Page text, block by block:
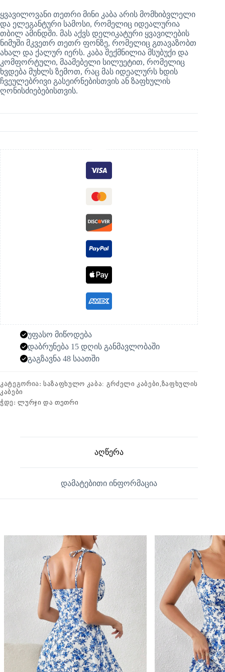
ყვავილოვანი თეთრი მინი კაბა არის მომხიბვლელი
და ელეგანტური სამოსი, რომელიც იდეალურია
თბილ ამინდში. მას აქვს დელიკატური ყვავილების
ნიმუში მკვეთრ თეთრ ფონზე, რომელიც გთავაზობთ
ახალ და ქალურ იერს. კაბა შექმნილია მსუბუქი და
კომფორტული, მაამებელი სილუეტით, რომელიც
ხვდება მუხლს ზემოთ, რაც მას იდეალურს ხდის
ჩვეულებრივი გასეირნებისთვის ან ზაფხულის
ღონისძიებებისთვის.
უფასო მიწოდება
დაბრუნება 15 დღის განმავლობაში
გაგზავნა 48 საათში
ᲙᲐᲢᲔᲒᲝᲠᲘᲐ:ᲡᲐᲖᲐᲤᲮᲣᲚᲝ ᲙᲐᲑᲐ: ᲒᲠᲫᲔᲚᲘ ᲙᲐᲑᲔᲑᲘ,ᲖᲐᲤᲮᲣᲚᲘᲡ
ᲙᲐᲑᲔᲑᲘ
ᲭᲓᲔ:ᲚᲣᲠᲯᲘ ᲓᲐ ᲗᲔᲗᲠᲘ
აღწერა
დამატებითი ინფორმაცია